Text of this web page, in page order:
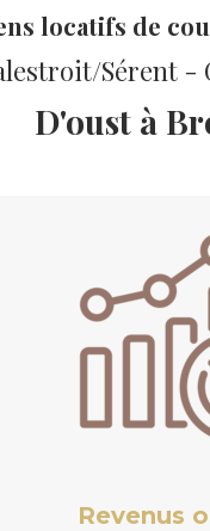
locatifs de
Sérent
D'oust à
Revenus